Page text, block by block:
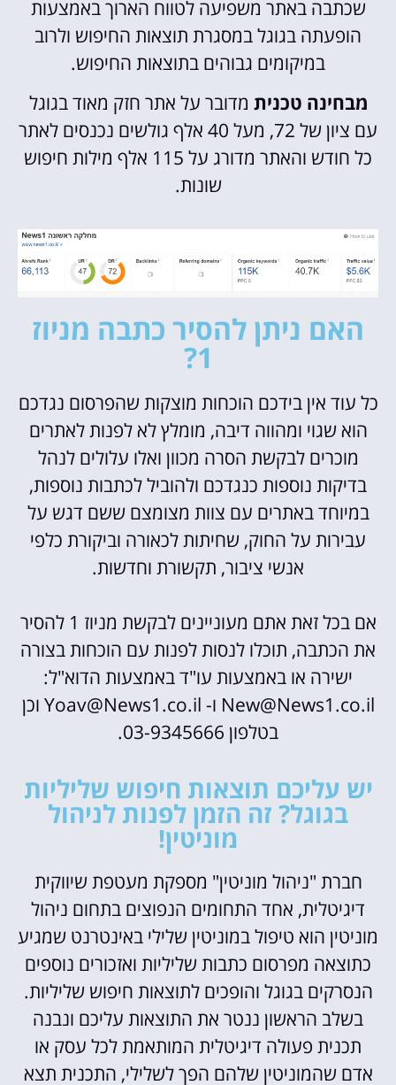
שכתבה באתר משפיעה לטווח הארוך באמצעות
הופעתה בגוגל במסגרת תוצאות החיפוש ולרוב
במיקומים גבוהים בתוצאות החיפוש.
מבחינה טכנית מדובר על אתר חזק מאוד בגוגל
עם ציון של 72, מעל 40 אלף גולשים נכנסים לאתר
כל חודש והאתר מדורג על 115 אלף מילות חיפוש
שונות.
האם ניתן להסיר כתבה מניוז
1?
כל עוד אין בידכם הוכחות מוצקות שהפרסום נגדכם
הוא שגוי ומהווה דיבה, מומלץ לא לפנות לאתרים
מוכרים לבקשת הסרה מכוון ואלו עלולים לנהל
בדיקות נוספות כנגדכם ולהוביל לכתבות נוספות,
במיוחד באתרים עם צוות מצומצם ששם דגש על
עבירות על החוק, שחיתות לכאורה וביקורת כלפי
אנשי ציבור, תקשורת וחדשות.
אם בכל זאת אתם מעוניינים לבקשת מניוז 1 להסיר
את הכתבה, תוכלו לנסות לפנות עם הוכחות בצורה
ישירה או באמצעות עו"ד באמצעות הדוא"ל:
New@News1.co.il ו- Yoav@News1.co.il וכן
בטלפון 03-9345666.
יש עליכם תוצאות חיפוש שליליות
בגוגל? זה הזמן לפנות לניהול
מוניטין!
חברת "ניהול מוניטין" מספקת מעטפת שיווקית
דיגיטלית, אחד התחומים הנפוצים בתחום ניהול
מוניטין הוא טיפול במוניטין שלילי באינטרנט שמגיע
כתוצאה מפרסום כתבות שליליות ואזכורים נוספים
הנסרקים בגוגל והופכים לתוצאות חיפוש שליליות.
בשלב הראשון ננטר את התוצאות עליכם ונבנה
תכנית פעולה דיגיטלית המותאמת לכל עסק או
אדם שהמוניטין שלהם הפך לשלילי, התכנית תצא